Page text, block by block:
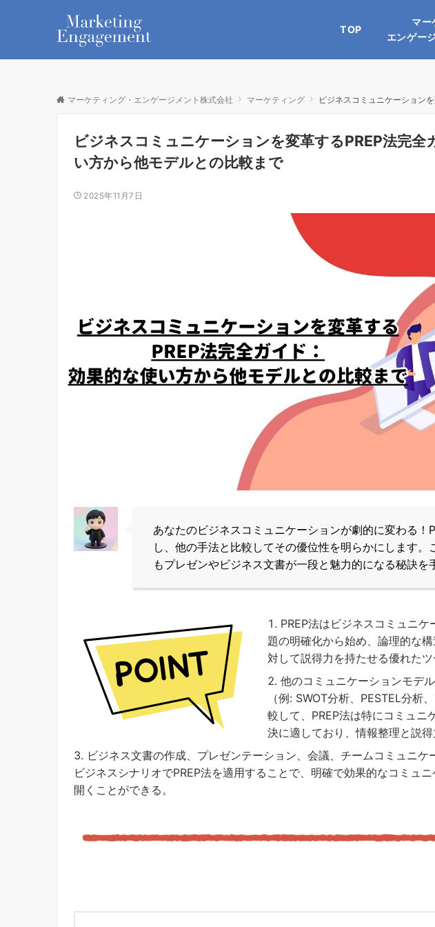
TOP
マー
エンゲー
マーケティング・エンゲージメント株式会社 マーケティング ビジネスコミュニケーション
ビジネスコミュニケーションを変革するPREP法完全
い方から他モデルとの比較まで
2025年11月7日
あなたのビジネスコミュニケーションが劇的に変わる！
し、他の手法と比較してその優位性を明らかにします。
もプレゼンやビジネス文書が一段と魅力的になる秘訣を
PREP法はビジネスコミュニ
題の明確化から始め、論理的な
対して説得力を持たせる優れたツ
他のコミュニケーションモデ
（例: SWOT分析、PESTEL分析
較して、PREP法は特にコミュニ
決に適しており、情報整理と説得
ビジネス文書の作成、プレゼンテーション、会議、チームコミュニケ
ビジネスシナリオでPREP法を適用することで、明確で効果的なコミュ
開くことができる。